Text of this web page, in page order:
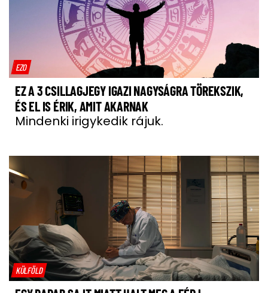
EZO
EZ A 3 CSILLAGJEGY IGAZI NAGYSÁGRA TÖREKSZIK,
ÉS EL IS ÉRIK, AMIT AKARNAK
Mindenki irigykedik rájuk.
KÜLFÖLD